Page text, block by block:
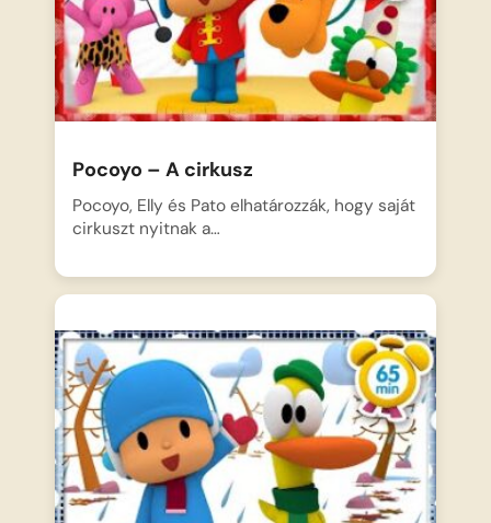
Pocoyo – A cirkusz
Pocoyo, Elly és Pato elhatározzák, hogy saját
cirkuszt nyitnak a…